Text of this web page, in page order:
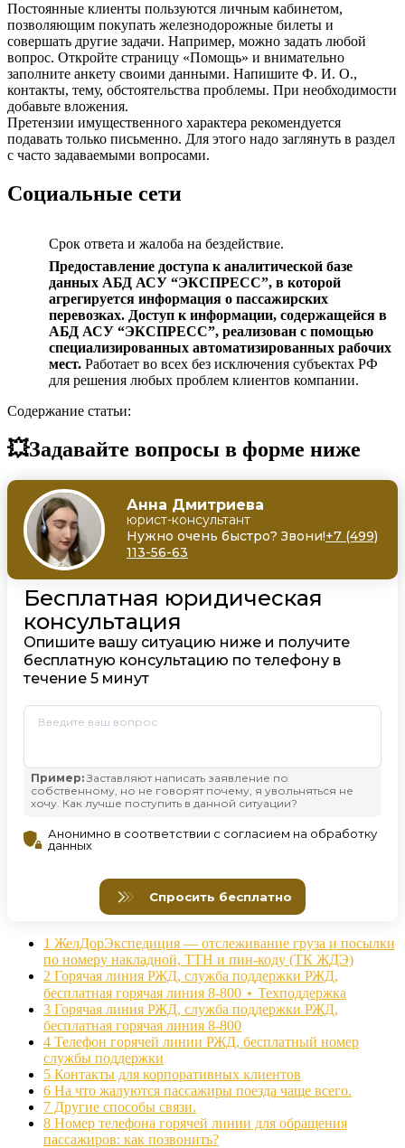
Постоянные клиенты пользуются личным кабинетом,
позволяющим покупать железнодорожные билеты и
совершать другие задачи. Например, можно задать любой
вопрос. Откройте страницу «Помощь» и внимательно
заполните анкету своими данными. Напишите Ф. И. О.,
контакты, тему, обстоятельства проблемы. При необходимости
добавьте вложения.
Претензии имущественного характера рекомендуется
подавать только письменно. Для этого надо заглянуть в раздел
с часто задаваемыми вопросами.
Социальные сети
Срок ответа и жалоба на бездействие.
Предоставление доступа к аналитической базе
данных АБД АСУ “ЭКСПРЕСС”, в которой
агрегируется информация о пассажирских
перевозках. Доступ к информации, содержащейся в
АБД АСУ “ЭКСПРЕСС”, реализован с помощью
специализированных автоматизированных рабочих
мест. Работает во всех без исключения субъектах РФ
для решения любых проблем клиентов компании.
Содержание статьи:
💥Задавайте вопросы в форме ниже
1 ЖелДорЭкспедиция — отслеживание груза и посылки
по номеру накладной, ТТН и пин-коду (ТК ЖДЭ)
2 Горячая линия РЖД, служба поддержки РЖД,
бесплатная горячая линия 8-800 ⋆ Техподдержка
3 Горячая линия РЖД, служба поддержки РЖД,
бесплатная горячая линия 8-800
4 Телефон горячей линии РЖД, бесплатный номер
службы поддержки
5 Контакты для корпоративных клиентов
6 На что жалуются пассажиры поезда чаще всего.
7 Другие способы связи.
8 Номер телефона горячей линии для обращения
пассажиров: как позвонить?